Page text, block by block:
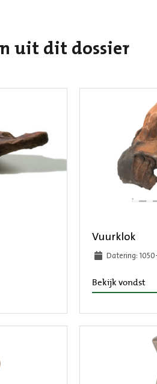
uit dit dossier
Vuurklok
Datering:
Bekijk vondst